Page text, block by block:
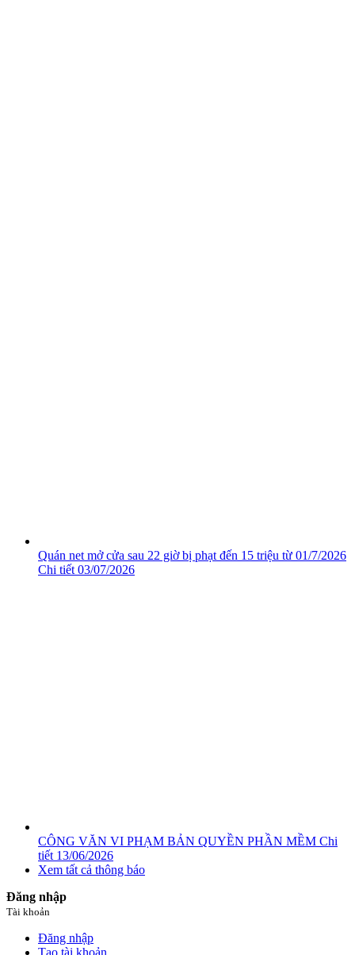
Quán net mở cửa sau 22 giờ bị phạt đến 15 triệu từ 01/7/2026
Chi tiết 03/07/2026
CÔNG VĂN VI PHẠM BẢN QUYỀN PHẦN MỀM Chi
tiết 13/06/2026
Xem tất cả thông báo
Đăng nhập
Tài khoản
Đăng nhập
Tạo tài khoản